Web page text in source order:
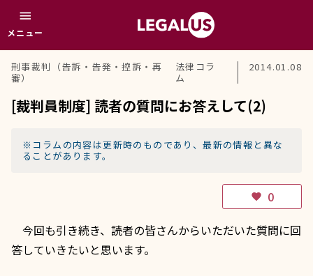
menu
メニュー
刑事裁判（告訴・告発・控訴・再
審）
法律コラ
ム
2014.01.08
[裁判員制度] 読者の質問にお答えして(2)
※コラムの内容は更新時のものであり、最新の情報と異な
ることがあります。
favorite
0
今回も引き続き、読者の皆さんからいただいた質問に回
答していきたいと思います。